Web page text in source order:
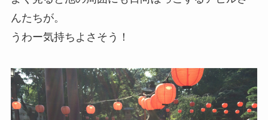
んたちが。
うわー気持ちよさそう！